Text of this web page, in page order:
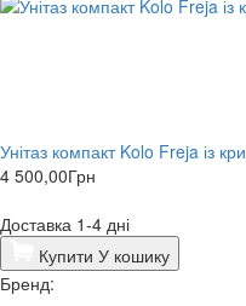
Унітаз компакт Kolo Freja із
4 500,00Грн
Доставка 1-4 дні
Купити У кошику
Бренд: